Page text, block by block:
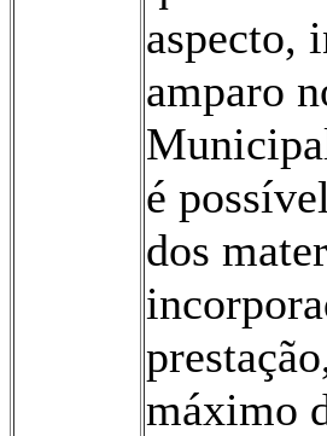
aspecto,
amparo
é
dos
máximo